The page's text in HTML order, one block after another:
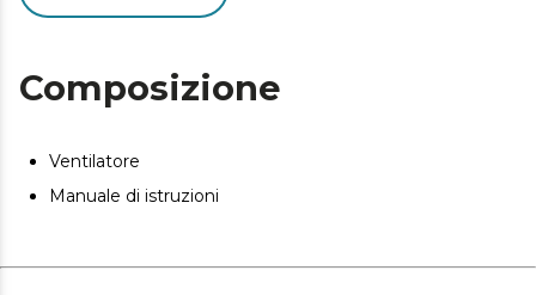
Composizione
Ventilatore
Manuale di istruzioni